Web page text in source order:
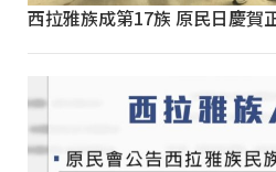
西拉雅族成第17族 原民日慶賀